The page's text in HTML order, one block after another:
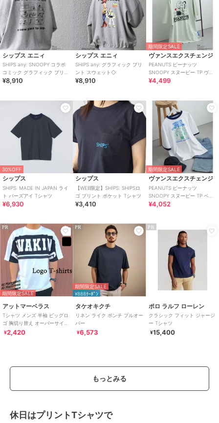
シップス エニィ
SHIPS any: SNOOPY コラボ
コミック グラフィック プリン
ト スウェット◇
¥8,910
シップス エニィ
SHIPS any: グラフィック プリ
ント スウェット◇
¥8,910
期間限定SALE
ヴァンスエクスチェンジ
PEANUTS ピーナッツ
SNOOPY スヌーピー TP ヴィ
ンテージハートフルT
¥4,499
30%OFF
シップス
SHIPS: MADE IN JAPAN ライ
ト バーズアイ Tシャツ
¥6,930
シップス
【WEB限定】SHIPS: SHIPSロ
ゴ プリント ポケット Tシャツ
¥3,410
期間限定SALE
ヴァンスエクスチェンジ
PEANUTS ピーナッツ
SNOOPY スヌーピー TP ベス
トフレンドリンガーT
¥4,052
PR
期間限定SALE
アットマーベラス
Tシャツ メンズ 半袖 ビッグロ
ゴ 胸切り替え オーバーサイズ
ストリート 2色
¥2,420
PR
期間限定SALE
¥888ｸｰﾎﾟﾝ
タケオキクチ
リネン ライク ポンチ プルオー
バー
¥6,573
PR
ポロ ラルフ ローレン
クラシック フィット ジャージ
ー Tシャツ
¥15,400
もっとみる
休日はプリントTシャツで